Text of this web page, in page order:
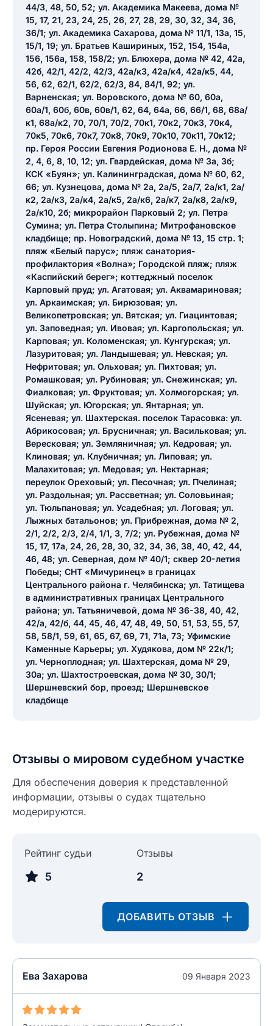
44/3, 48, 50, 52; ул. Академика Макеева, дома №
15, 17, 21, 23, 24, 25, 26, 27, 28, 29, 30, 32, 34, 36,
36/1; ул. Академика Сахарова, дома № 11/1, 13а, 15,
15/1, 19; ул. Братьев Кашириных, 152, 154, 154а,
156, 156а, 158, 158/2; ул. Блюхера, дома № 42, 42а,
42б, 42/1, 42/2, 42/3, 42а/к3, 42а/к4, 42а/к5, 44,
56, 62, 62/1, 62/2, 62/3, 84, 84/1, 92; ул.
Варненская; ул. Воровского, дома № 60, 60а,
60а/1, 60б, 60в, 60в/1, 62, 64, 64а, 66, 66/1, 68, 68а/
к1, 68а/к2, 70, 70/1, 70/2, 70к1, 70к2, 70к3, 70к4,
70к5, 70к6, 70к7, 70к8, 70к9, 70к10, 70к11, 70к12;
пр. Героя России Евгения Родионова Е. Н., дома №
2, 4, 6, 8, 10, 12; ул. Гвардейская, дома № 3а, 3б;
КСК «Буян»; ул. Калининградская, дома № 60, 62,
66; ул. Кузнецова, дома № 2а, 2а/5, 2а/7, 2а/к1, 2а/
к2, 2а/к3, 2а/к4, 2а/к5, 2а/к6, 2а/к7, 2а/к8, 2а/к9,
2а/к10, 2б; микрорайон Парковый 2; ул. Петра
Сумина; ул. Петра Столыпина; Митрофановское
кладбище; пр. Новоградский, дома № 13, 15 стр. 1;
пляж «Белый парус»; пляж санатория-
профилактория «Волна»; Городской пляж; пляж
«Каспийский берег»; коттеджный поселок
Карповый пруд; ул. Агатовая; ул. Аквамариновая;
ул. Аркаимская; ул. Бирюзовая; ул.
Великопетровская; ул. Вятская; ул. Гиацинтовая;
ул. Заповедная; ул. Ивовая; ул. Каргопольская; ул.
Карповая; ул. Коломенская; ул. Кунгурская; ул.
Лазуритовая; ул. Ландышевая; ул. Невская; ул.
Нефритовая; ул. Ольховая; ул. Пихтовая; ул.
Ромашковая; ул. Рубиновая; ул. Снежинская; ул.
Фиалковая; ул. Фруктовая; ул. Холмогорская; ул.
Шуйская; ул. Югорская; ул. Янтарная; ул.
Ясеневая; ул. Шахтерская. поселок Тарасовка: ул.
Абрикосовая; ул. Брусничная; ул. Васильковая; ул.
Вересковая; ул. Земляничная; ул. Кедровая; ул.
Клиновая; ул. Клубничная; ул. Липовая; ул.
Малахитовая; ул. Медовая; ул. Нектарная;
переулок Ореховый; ул. Песочная; ул. Пчелиная;
ул. Раздольная; ул. Рассветная; ул. Соловьиная;
ул. Тюльпановая; ул. Усадебная; ул. Логовая; ул.
Лыжных батальонов; ул. Прибрежная, дома № 2,
2/1, 2/2, 2/3, 2/4, 1/1, 3, 7/2; ул. Рубежная, дома №
15, 17, 17а, 24, 26, 28, 30, 32, 34, 36, 38, 40, 42, 44,
46, 48; ул. Северная, дом № 40/1; сквер 20-летия
Победы; СНТ «Мичуринец» в границах
Центрального района г. Челябинска; ул. Татищева
в административных границах Центрального
района; ул. Татьяничевой, дома № 36-38, 40, 42,
42/а, 42/б, 44, 45, 46, 47, 48, 49, 50, 51, 53, 55, 57,
58, 58/1, 59, 61, 65, 67, 69, 71, 71а, 73; Уфимские
Каменные Карьеры; ул. Худякова, дом № 22к/1;
ул. Черноплодная; ул. Шахтерская, дома № 29,
30а; ул. Шахтостроевская, дома № 30, 30/1;
Шершневский бор, проезд; Шершневское
кладбище
Отзывы о мировом судебном участке
Для обеспечения доверия к представленной
информации, отзывы о судах тщательно
модерируются.
Рейтинг судьи
5
Отзывы
2
ДОБАВИТЬ ОТЗЫВ
Ева Захарова 09 Января 2023
Введите свое имя
Введите свой e-mail
Текст отзыва
0/500
Как вы оцените судебный участок?
разрешить публикацию отзыва
ОСТАВИТЬ ОТЗЫВ
Введите свое имя
Введите свой номер телефона
Ответ на отзыв
0/500
разрешить публикацию отзыва
ОСТАВИТЬ ОТЗЫВ
Название населенного пункта
НАЙТИ МЕНЯ
ЗАКРЫТЬ СОХРАНИТЬ